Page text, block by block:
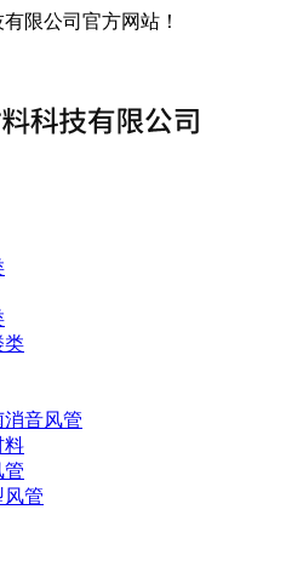
限公司官方网站！
类
音风管
料
管
风管